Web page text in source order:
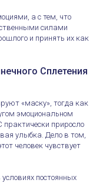
а с тем, что
силами
и принять их как
Сплетения
«маску», тогда как
эмоциональном
приросло
улыбка. Дело в том,
человек чувствует
постоянных